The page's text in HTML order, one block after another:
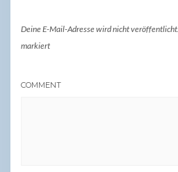
Deine E-Mail-Adresse wird nicht veröffentlicht.
markiert
COMMENT